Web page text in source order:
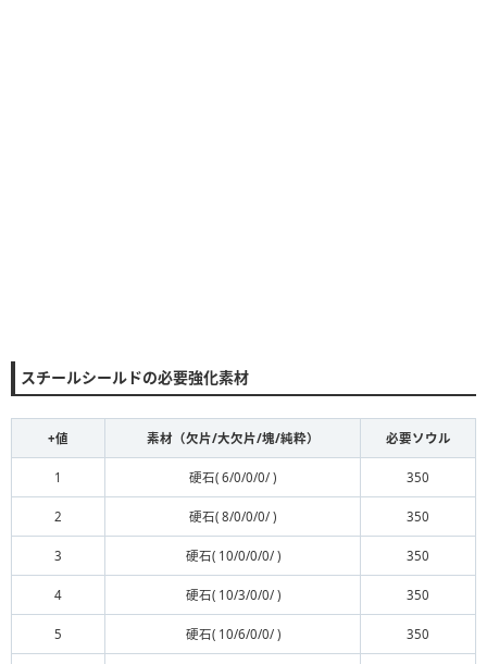
スチールシールドの必要強化素材
+値 素材（欠片/大欠片/塊/純粋） 必要ソウル
1 硬石( 6/0/0/0/ ) 350
2 硬石( 8/0/0/0/ ) 350
3 硬石( 10/0/0/0/ ) 350
4 硬石( 10/3/0/0/ ) 350
5 硬石( 10/6/0/0/ ) 350